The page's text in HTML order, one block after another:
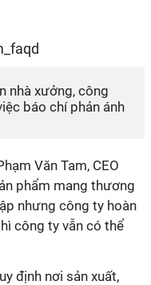
nhà xưởng, công
báo chí phản ánh
Văn Tam, CEO
phẩm mang thương
nhưng công ty hoàn
công ty vẫn có thể
định nơi sản xuất,